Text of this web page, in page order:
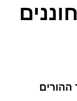
ההורים